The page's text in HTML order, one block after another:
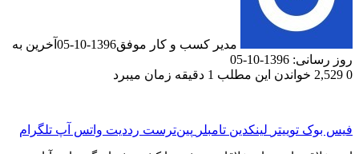
مدیر کسب و کار موفق1396-10-05
آخرین به
10-05
خواندن این مطلب 1 دقیقه زمان میبرد
توییتر لینکدین ‫تامبلر ‫پین‌ترست ‫رددیت واتس آپ تلگرام